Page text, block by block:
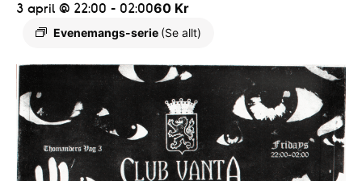
3 april @ 22:00 - 02:00
Evenemangs-serie (Se allt)
60 Kr